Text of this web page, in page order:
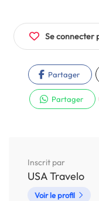
Se connecter
Partager
Partager
Inscrit par
USA Travelo
Voir le profil